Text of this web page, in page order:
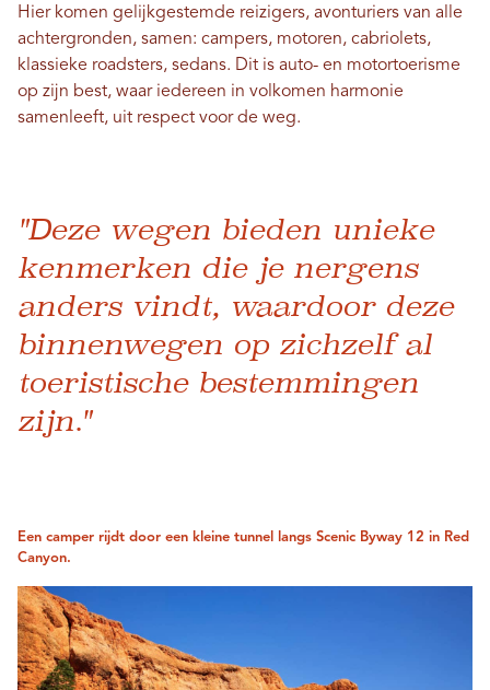
Hier komen gelijkgestemde reizigers, avonturiers van alle
achtergronden, samen: campers, motoren, cabriolets,
klassieke roadsters, sedans. Dit is auto- en motortoerisme
op zijn best, waar iedereen in volkomen harmonie
samenleeft, uit respect voor de weg.
"Deze wegen bieden unieke
kenmerken die je nergens
anders vindt, waardoor deze
binnenwegen op zichzelf al
toeristische bestemmingen
zijn."
Een camper rijdt door een kleine tunnel langs Scenic Byway 12 in Red
Canyon.